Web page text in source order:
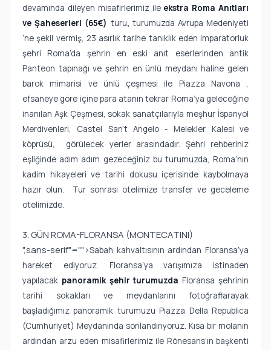
devamında dileyen misafirlerimiz ile ekstra Roma Anıtları
ve Şaheserleri (65€) turu, turumuzda Avrupa Medeniyeti
’ne şekil vermiş, 23 asırlık tarihe tanıklık eden imparatorluk
şehri Roma’da şehrin en eski anıt eserlerinden antik
Panteon tapınağı ve şehrin en ünlü meydanı haline gelen
barok mimarisi ve ünlü çeşmesi ile Piazza Navona ,
efsaneye göre içine para atanın tekrar Roma’ya geleceğine
inanılan Aşk Çeşmesi, sokak sanatçılarıyla meşhur İspanyol
Merdivenleri, Castel San't Angelo - Melekler Kalesi ve
köprüsü, görülecek yerler arasındadır. Şehri rehberiniz
eşliğinde adım adım gezeceğiniz bu turumuzda, Roma’nın
kadim hikayeleri ve tarihi dokusu içerisinde kaybolmaya
hazır olun. Tur sonrası otelimize transfer ve geceleme
otelimizde.
3. GÜN ROMA-FLORANSA (MONTECATINI)
",sans-serif"="">Sabah kahvaltısının ardından Floransa’ya
hareket ediyoruz. Floransa’ya varışımıza istinaden
yapılacak panoramik şehir turumuzda Floransa şehrinin
tarihi sokakları ve meydanlarını fotoğraflarayak
başladığımız panoramik turumuzu Piazza Della Republica
(Cumhuriyet) Meydanında sonlandırıyoruz. Kısa bir molanın
ardından arzu eden misafirlerimiz ile Rönesans’ın başkenti